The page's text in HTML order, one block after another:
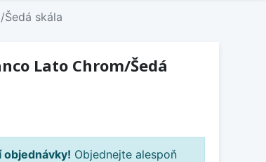
skála
Lato Chrom/Šedá
objednávky! Objednejte alespoň